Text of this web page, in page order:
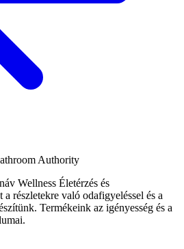
Authority
Wellness Életérzés és
részletekre való odafigyeléssel és a
Termékeink az igényesség és a